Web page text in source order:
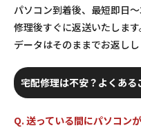
パソコン到着後、最短即日〜
修理後すぐに返送いたします
データはそのままでお返しし
宅配修理は不安？よくある
Q. 送っている間にパソコン